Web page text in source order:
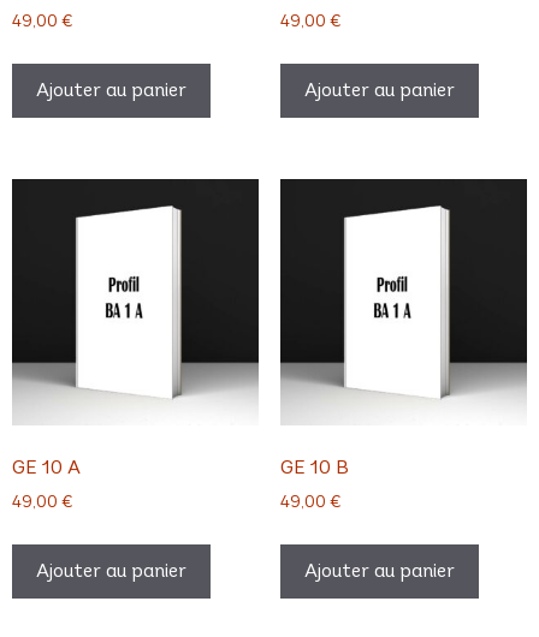
49,00 €
Ajouter au panier
49,00 €
Ajouter au panier
GE 10 A
49,00 €
Ajouter au panier
GE 10 B
49,00 €
Ajouter au panier